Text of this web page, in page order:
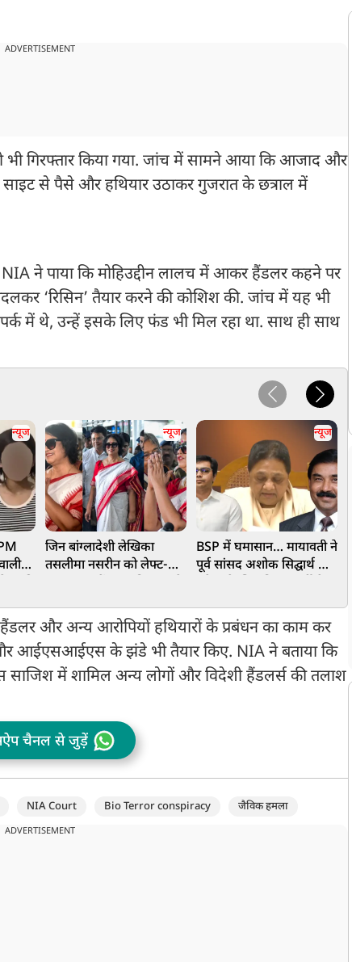
ADVERTISEMENT
भी गिरफ्तार किया गया. जांच में सामने आया कि आजाद और
से पैसे और हथियार उठाकर गुजरात के छत्राल में
ने पाया कि मोहिउद्दीन लालच में आकर हैंडलर कहने पर
‘रिसिन’ तैयार करने की कोशिश की. जांच में यह भी
में थे, उन्हें इसके लिए फंड भी मिल रहा था. साथ ही साथ
न्यूज न्यूज
जिन बांग्लादेशी लेखिका
तसलीमा नसरीन को लेफ्ट-
बंगाल वापसी
न्यूज
BSP में घमासान… मायावती ने
पूर्व सांसद अशोक सिद्घार्थ को
और अन्य आरोपियों हथियारों के प्रबंधन का काम कर
और आईएसआईएस के झंडे भी तैयार किए. NIA ने बताया कि
में शामिल अन्य लोगों और विदेशी हैंडलर्स की तलाश
चैनल से जुड़ें
NIA Court Bio Terror conspiracy जैविक हमला
ADVERTISEMENT